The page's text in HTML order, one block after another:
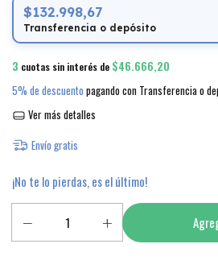
$132.998,67
Transferencia o depósito
3 cuotas sin interés de $46.666,20
5% de descuento pagando con Transferencia o
Ver más detalles
Envío gratis
¡No te lo pierdas, es el último!